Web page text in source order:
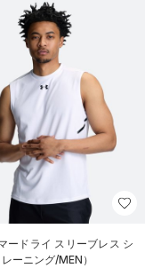
ードライ スリーブレス シ
ーニング/MEN）